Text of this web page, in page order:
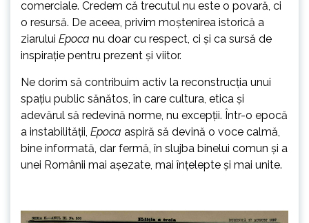
comerciale. Credem că trecutul nu este o povară, ci
o resursă. De aceea, privim moștenirea istorică a
ziarului Epoca nu doar cu respect, ci și ca sursă de
inspirație pentru prezent și viitor.
Ne dorim să contribuim activ la reconstrucția unui
spațiu public sănătos, în care cultura, etica și
adevărul să redevină norme, nu excepții. Într-o epocă
a instabilității, Epoca aspiră să devină o voce calmă,
bine informată, dar fermă, în slujba binelui comun și a
unei Românii mai așezate, mai înțelepte și mai unite.